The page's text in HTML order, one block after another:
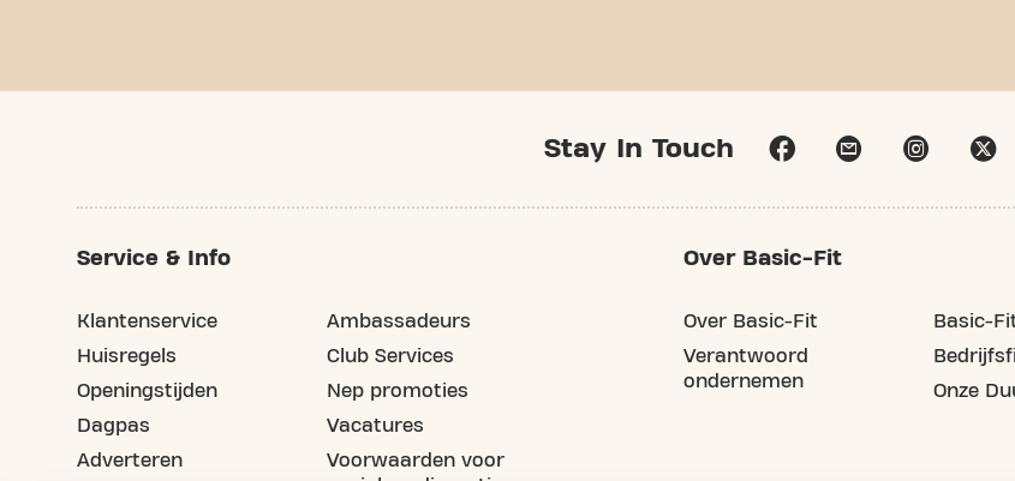
Stay In Touch
Service & Info
Klantenservice
Huisregels
Openingstijden
Dagpas
Adverteren
Ambassadeurs
Club Services
Nep promoties
Vacatures
Voorwaarden voor
Over Basic-Fit
Over Basic-Fit
Verantwoord
ondernemen
Basic-
Onze